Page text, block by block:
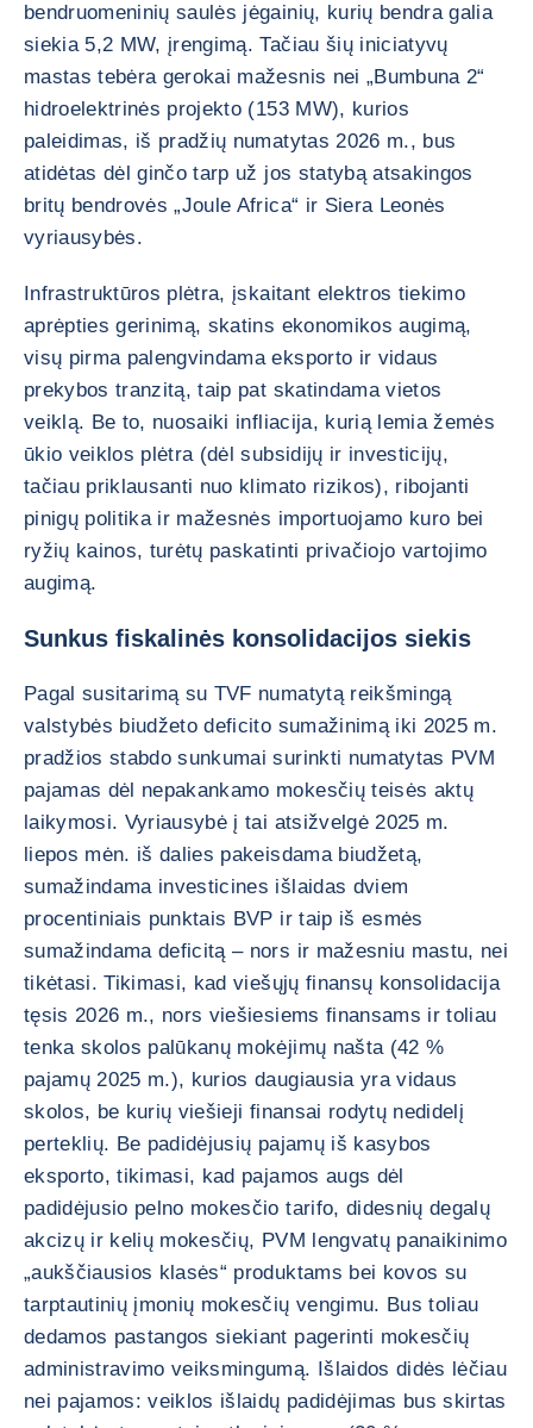
bendruomeninių saulės jėgainių, kurių bendra galia
siekia 5,2 MW, įrengimą. Tačiau šių iniciatyvų
mastas tebėra gerokai mažesnis nei „Bumbuna 2“
hidroelektrinės projekto (153 MW), kurios
paleidimas, iš pradžių numatytas 2026 m., bus
atidėtas dėl ginčo tarp už jos statybą atsakingos
britų bendrovės „Joule Africa“ ir Siera Leonės
vyriausybės.
Infrastruktūros plėtra, įskaitant elektros tiekimo
aprėpties gerinimą, skatins ekonomikos augimą,
visų pirma palengvindama eksporto ir vidaus
prekybos tranzitą, taip pat skatindama vietos
veiklą. Be to, nuosaiki infliacija, kurią lemia žemės
ūkio veiklos plėtra (dėl subsidijų ir investicijų,
tačiau priklausanti nuo klimato rizikos), ribojanti
pinigų politika ir mažesnės importuojamo kuro bei
ryžių kainos, turėtų paskatinti privačiojo vartojimo
augimą.
Sunkus fiskalinės konsolidacijos siekis
Pagal susitarimą su TVF numatytą reikšmingą
valstybės biudžeto deficito sumažinimą iki 2025 m.
pradžios stabdo sunkumai surinkti numatytas PVM
pajamas dėl nepakankamo mokesčių teisės aktų
laikymosi. Vyriausybė į tai atsižvelgė 2025 m.
liepos mėn. iš dalies pakeisdama biudžetą,
sumažindama investicines išlaidas dviem
procentiniais punktais BVP ir taip iš esmės
sumažindama deficitą – nors ir mažesniu mastu, nei
tikėtasi. Tikimasi, kad viešųjų finansų konsolidacija
tęsis 2026 m., nors viešiesiems finansams ir toliau
tenka skolos palūkanų mokėjimų našta (42 %
pajamų 2025 m.), kurios daugiausia yra vidaus
skolos, be kurių viešieji finansai rodytų nedidelį
perteklių. Be padidėjusių pajamų iš kasybos
eksporto, tikimasi, kad pajamos augs dėl
padidėjusio pelno mokesčio tarifo, didesnių degalų
akcizų ir kelių mokesčių, PVM lengvatų panaikinimo
„aukščiausios klasės“ produktams bei kovos su
tarptautinių įmonių mokesčių vengimu. Bus toliau
dedamos pastangos siekiant pagerinti mokesčių
administravimo veiksmingumą. Išlaidos didės lėčiau
nei pajamos: veiklos išlaidų padidėjimas bus skirtas